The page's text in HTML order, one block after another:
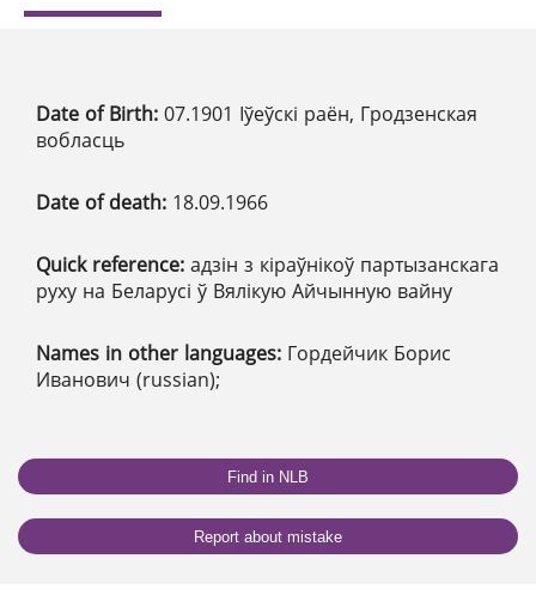
Date of Birth: 07.1901 Іўеўскі раён, Гродзенская
вобласць
Date of death: 18.09.1966
Quick reference: адзін з кіраўнікоў партызанскага
руху на Беларусі ў Вялікую Айчынную вайну
Names in other languages: Гордейчик Борис
Иванович (russian);
Find in NLB
Report about mistake